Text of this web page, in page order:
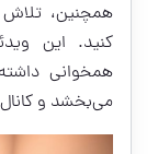
همچنین، تلاش
کنید. این
همخوانی
می‌بخشد و